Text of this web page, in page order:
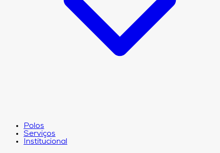
Polos
Serviços
Institucional